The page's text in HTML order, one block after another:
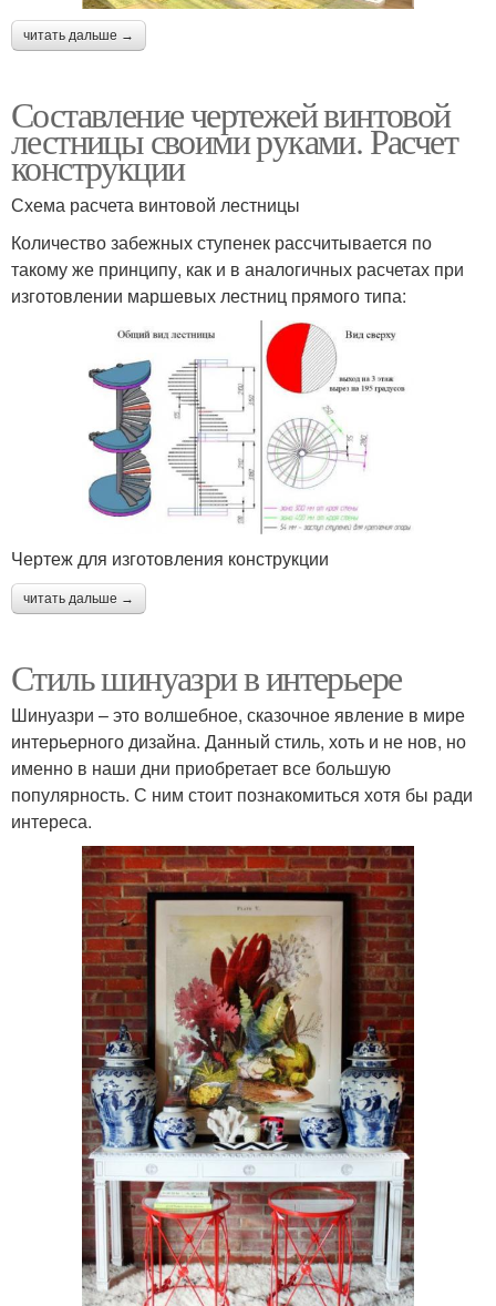
читать дальше →
Составление чертежей винтовой
лестницы своими руками. Расчет
конструкции
Схема расчета винтовой лестницы
Количество забежных ступенек рассчитывается по
такому же принципу, как и в аналогичных расчетах при
изготовлении маршевых лестниц прямого типа:
Чертеж для изготовления конструкции
читать дальше →
Стиль шинуазри в интерьере
Шинуазри – это волшебное, сказочное явление в мире
интерьерного дизайна. Данный стиль, хоть и не нов, но
именно в наши дни приобретает все большую
популярность. С ним стоит познакомиться хотя бы ради
интереса.